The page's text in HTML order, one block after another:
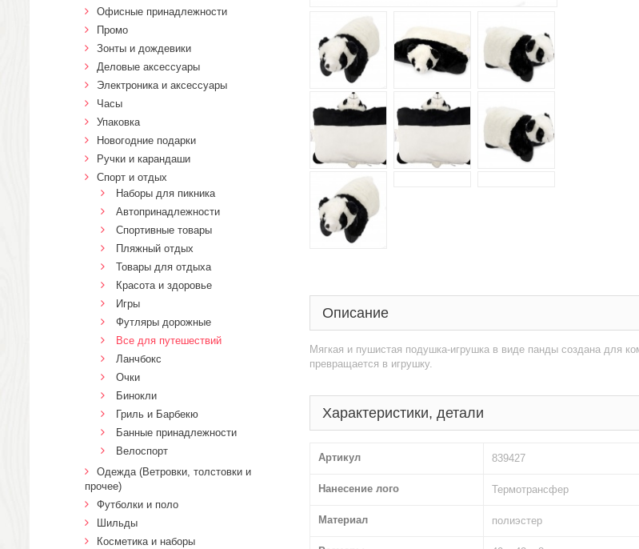
Описание
Мягкая и пушистая подушка-игрушка в виде панды создана для
превращается в игрушку.
Характеристики, детали
Артикул 839427
Нанесение лого Термотрансфер
Материал полиэстер
Офисные принадлежности
Промо
Зонты и дождевики
Деловые аксессуары
Электроника и аксессуары
Часы
Упаковка
Новогодние подарки
Ручки и карандаши
Спорт и отдых
Наборы для пикника
Автопринадлежности
Спортивные товары
Пляжный отдых
Товары для отдыха
Красота и здоровье
Игры
Футляры дорожные
Все для путешествий
Ланчбокс
Очки
Бинокли
Гриль и Барбекю
Банные принадлежности
Велоспорт
Одежда (Ветровки, толстовки и
прочее)
Футболки и поло
Шильды
Косметика и наборы